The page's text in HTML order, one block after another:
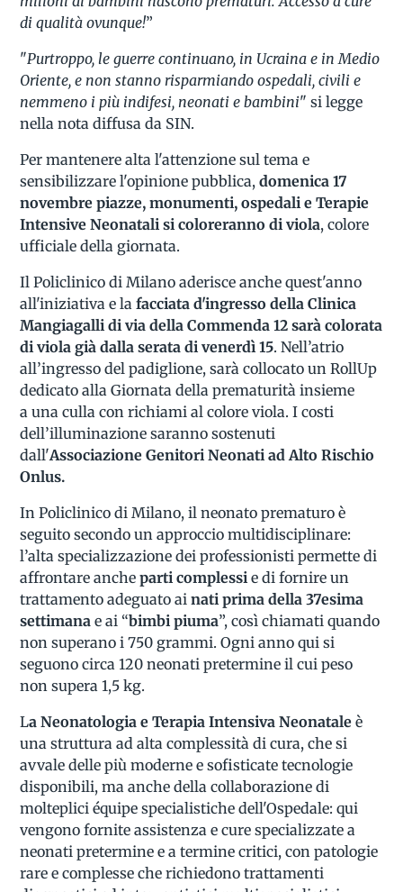
di qualità ovunque!”
"Purtroppo, le guerre continuano, in Ucraina e in Medio
Oriente, e non stanno risparmiando ospedali, civili e
nemmeno i più indifesi, neonati e bambini" si legge
nella nota diffusa da SIN.
Per mantenere alta l'attenzione sul tema e
sensibilizzare l'opinione pubblica,domenica 17
novembre piazze, monumenti, ospedali e Terapie
Intensive Neonatali si coloreranno di viola, colore
ufficiale della giornata.
Il Policlinico di Milano aderisce anche quest'anno
all'iniziativa e lafacciata d'ingresso della Clinica
Mangiagalli di via della Commenda 12 sarà colorata
di viola già dalla serata di venerdì 15. Nell’atrio
all’ingresso del padiglione, sarà collocato un RollUp
dedicato alla Giornata della prematurità insieme
a una culla con richiami al colore viola. I costi
dell’illuminazione saranno sostenuti
dall'Associazione Genitori Neonati ad Alto Rischio
Onlus.
In Policlinico di Milano, il neonato prematuro è
seguito secondo un approccio multidisciplinare:
l’alta specializzazione dei professionisti permette di
affrontare ancheparti complessi e di fornire un
trattamento adeguato ainati prima della 37esima
settimana e ai “bimbi piuma”, così chiamati quando
non superano i 750 grammi. Ogni anno qui si
seguono circa 120 neonati pretermine il cui peso
non supera 1,5 kg.
La Neonatologia e Terapia Intensiva Neonatale è
una struttura ad alta complessità di cura, che si
avvale delle più moderne e sofisticate tecnologie
disponibili, ma anche della collaborazione di
molteplici équipe specialistiche dell'Ospedale: qui
vengono fornite assistenza e cure specializzate a
neonati pretermine e a termine critici, con patologie
rare e complesse che richiedono trattamenti